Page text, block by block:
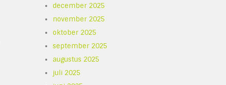
december 2025
november 2025
oktober 2025
september 2025
augustus 2025
juli 2025